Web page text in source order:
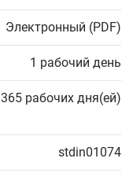
Электронный (PDF)
1 рабочий день
365 рабочих дня(ей)
stdin01074